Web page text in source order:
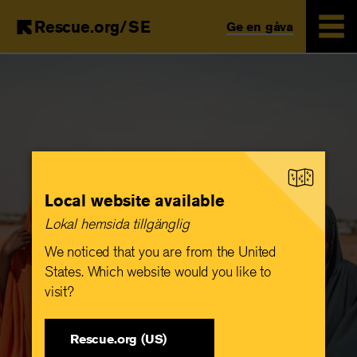
Rescue.org/SE Ge en gåva
Local website available
Lokal hemsida tillgänglig
We noticed that you are from the United
States. Which website would you like to
visit?
Rescue.org (US)